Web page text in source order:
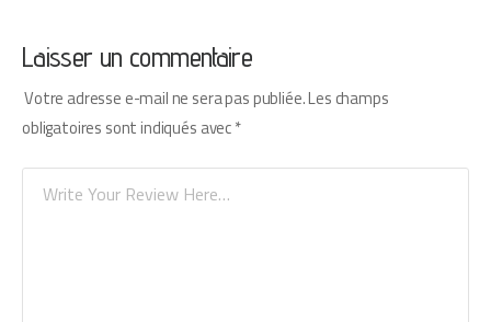
Laisser un commentaire
Votre adresse e-mail ne sera pas publiée.Les champs
obligatoires sont indiqués avec*